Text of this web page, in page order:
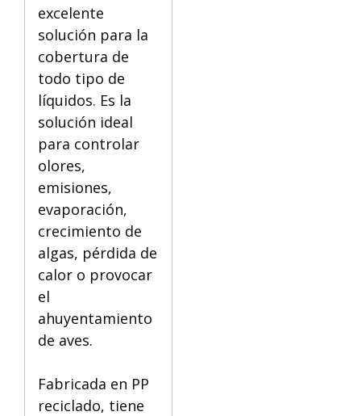
excelente
solución para la
cobertura de
todo tipo de
líquidos. Es la
solución ideal
para controlar
olores,
emisiones,
evaporación,
crecimiento de
algas, pérdida de
calor o provocar
el
ahuyentamiento
de aves.
Fabricada en PP
reciclado, tiene